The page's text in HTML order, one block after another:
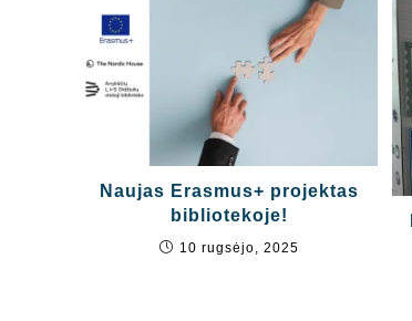
Naujas Erasmus+ projektas
bibliotekoje!
10 rugsėjo, 2025